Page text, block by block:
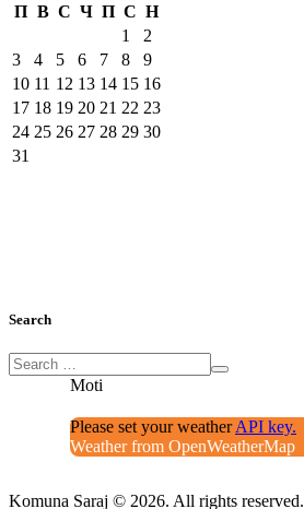
П В С Ч П С Н
1
2
3
4 5 6 7 8
9
10 11 12 13 14 15 16
17 18 19 20 21 22 23
24 25 26 27 28 29 30
31
Search
Moti
Please set your weatherAPI key.
Weather from OpenWeatherMap
Komuna Saraj © 2026. All rights reserved.